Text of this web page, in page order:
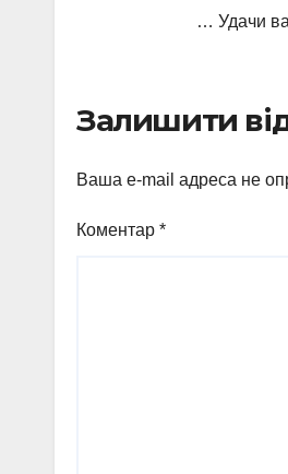
… Удачи
Залишити
Ваша e-mail адреса не
Коментар *